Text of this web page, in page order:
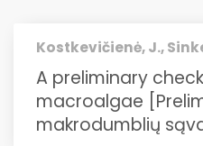
Kostkevičienė, J.,
A preliminary
macroalgae
makrodumblių